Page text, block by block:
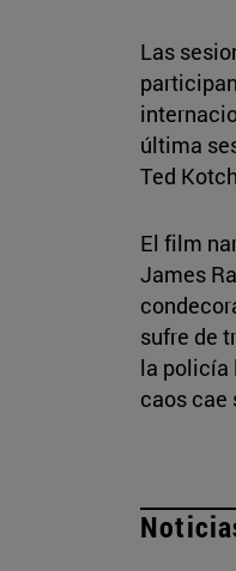
Las
última
Ted
El film
James
sufre de
la policía
caos cae